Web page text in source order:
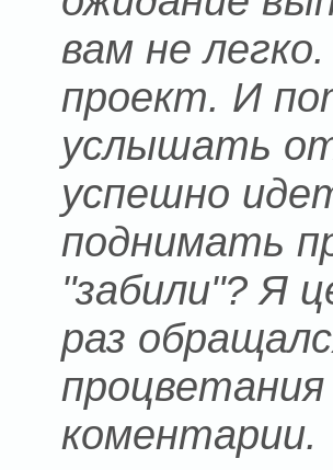
вам не
проект. И
услышать
успешно
поднимать
"забили"? Я
раз
коментарии.